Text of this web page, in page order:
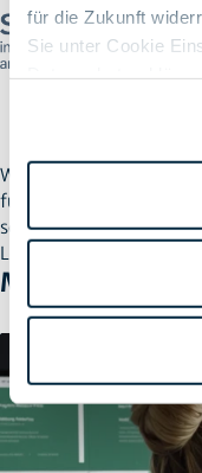
für die Zukunft
Sie unter Cookie
Wir bieten Ihnen
funktionalen Support
sowohl in der SAP®
Lösungen.
Mehr erfahren